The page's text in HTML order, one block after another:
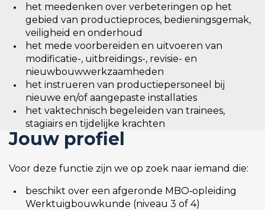
het meedenken over verbeteringen op het
gebied van productieproces, bedieningsgemak,
veiligheid en onderhoud
het mede voorbereiden en uitvoeren van
modificatie-, uitbreidings-, revisie- en
nieuwbouwwerkzaamheden
het instrueren van productiepersoneel bij
nieuwe en/of aangepaste installaties
het vaktechnisch begeleiden van trainees,
stagiairs en tijdelijke krachten
Jouw profiel
Voor deze functie zijn we op zoek naar iemand die:
beschikt over een afgeronde MBO‑opleiding
Werktuigbouwkunde (niveau 3 of 4)